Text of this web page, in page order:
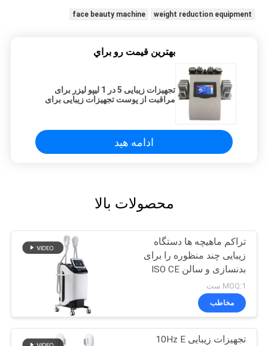
weight reduction equipment
face beauty machine
بهترين قيمت رو براي
تجهیزات زیبایی 5 در 1 لیپو لیزر برای
مراقبت از پوست تجهیزات زیبایی برای
ادامه هید
محصولات بالا
تراکم ماهیچه ها دستگاه
زیبایی چند منظوره را برای
بدنسازی و سالن ISO CE
FDA افزایش می دهد
MOQ:1 ست
مخاطب
تجهیزات زیبایی 10Hz E